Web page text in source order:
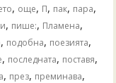
, още, П, пак, пара,
, пише:, Пламена,
, подобна, поезията,
, последната, поставя,
, през, преминава,